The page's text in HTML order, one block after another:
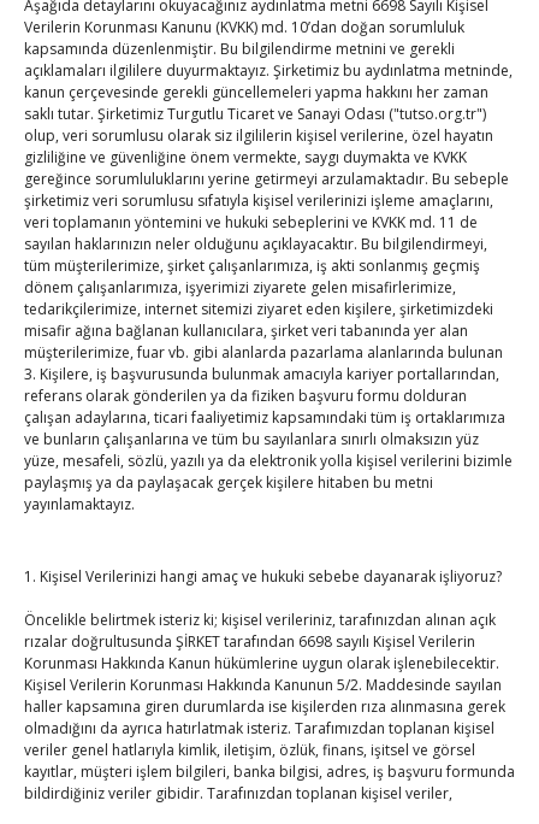
Aşağıda detaylarını okuyacağınız aydınlatma metni 6698 Sayılı Kişisel
Verilerin Korunması Kanunu (KVKK) md. 10’dan doğan sorumluluk
kapsamında düzenlenmiştir. Bu bilgilendirme metnini ve gerekli
açıklamaları ilgililere duyurmaktayız. Şirketimiz bu aydınlatma metninde,
kanun çerçevesinde gerekli güncellemeleri yapma hakkını her zaman
saklı tutar. Şirketimiz Turgutlu Ticaret ve Sanayi Odası ("tutso.org.tr")
olup, veri sorumlusu olarak siz ilgililerin kişisel verilerine, özel hayatın
gizliliğine ve güvenliğine önem vermekte, saygı duymakta ve KVKK
gereğince sorumluluklarını yerine getirmeyi arzulamaktadır. Bu sebeple
şirketimiz veri sorumlusu sıfatıyla kişisel verilerinizi işleme amaçlarını,
veri toplamanın yöntemini ve hukuki sebeplerini ve KVKK md. 11 de
sayılan haklarınızın neler olduğunu açıklayacaktır. Bu bilgilendirmeyi,
tüm müşterilerimize, şirket çalışanlarımıza, iş akti sonlanmış geçmiş
dönem çalışanlarımıza, işyerimizi ziyarete gelen misafirlerimize,
tedarikçilerimize, internet sitemizi ziyaret eden kişilere, şirketimizdeki
misafir ağına bağlanan kullanıcılara, şirket veri tabanında yer alan
müşterilerimize, fuar vb. gibi alanlarda pazarlama alanlarında bulunan
3. Kişilere, iş başvurusunda bulunmak amacıyla kariyer portallarından,
referans olarak gönderilen ya da fiziken başvuru formu dolduran
çalışan adaylarına, ticari faaliyetimiz kapsamındaki tüm iş ortaklarımıza
ve bunların çalışanlarına ve tüm bu sayılanlara sınırlı olmaksızın yüz
yüze, mesafeli, sözlü, yazılı ya da elektronik yolla kişisel verilerini bizimle
paylaşmış ya da paylaşacak gerçek kişilere hitaben bu metni
yayınlamaktayız.
1. Kişisel Verilerinizi hangi amaç ve hukuki sebebe dayanarak işliyoruz?
Öncelikle belirtmek isteriz ki; kişisel verileriniz, tarafınızdan alınan açık
rızalar doğrultusunda ŞİRKET tarafından 6698 sayılı Kişisel Verilerin
Korunması Hakkında Kanun hükümlerine uygun olarak işlenebilecektir.
Kişisel Verilerin Korunması Hakkında Kanunun 5/2. Maddesinde sayılan
haller kapsamına giren durumlarda ise kişilerden rıza alınmasına gerek
olmadığını da ayrıca hatırlatmak isteriz. Tarafımızdan toplanan kişisel
veriler genel hatlarıyla kimlik, iletişim, özlük, finans, işitsel ve görsel
kayıtlar, müşteri işlem bilgileri, banka bilgisi, adres, iş başvuru formunda
bildirdiğiniz veriler gibidir. Tarafınızdan toplanan kişisel veriler,
TOBB Son Yazılar
SEDDK Başkanı Menteş’e ziyaret
ByTUTSOon Ağu 8, 2026
Hisarcıklıoğlu ICCD Genel Sekreteri Khalawi ile görüştü
ByTUTSOon Ağu 7, 2026
Kahramanmaraş Ticaret ve Sanayi Odası’nın yeni
binası hizmete açıldı
Diren ailesine taziye ziyareti
ByTUTSOon Ağu 4, 2026
Hisarcıklıoğlu, Ardahan Üniversitesi Rektörü Prof. Dr.
Emiroğlu’nu kabul etti
By TUTSOon Ağu 4, 2026
Ağustos 2026